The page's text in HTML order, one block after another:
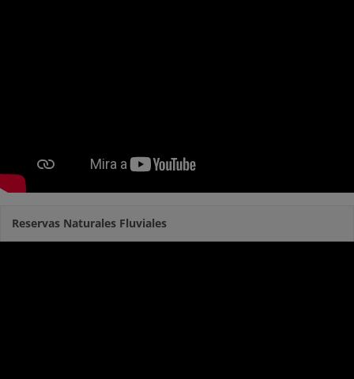
Reservas Naturales Fluviales